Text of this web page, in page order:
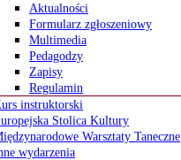
Aktualności
Formularz zgłoszeniowy
Multimedia
Pedagodzy
Zapisy
Regulamin
instruktorski
Stolica Kultury
Warsztaty Taneczne
wydarzenia